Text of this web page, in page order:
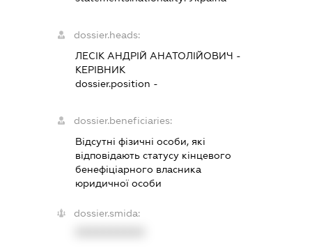
dossier.heads:
ЛЕСІК АНДРІЙ АНАТОЛІЙОВИЧ -
КЕРІВНИК
dossier.position -
dossier.beneficiaries:
Відсутні фізичні особи, які
відповідають статусу кінцевого
бенефіціарного власника
юридичної особи
dossier.smida: